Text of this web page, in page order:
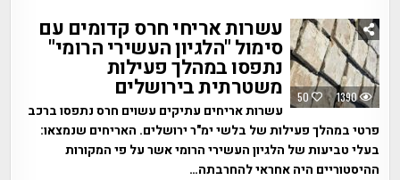
50 1390
עשרות אריחי חרס קדומים עם
סימול "הלגיון העשירי הרומי"
נתפסו במהלך פעילות
משטרתית בירושלים
עשרות אריחים עתיקים עשוים חרס נתפסו ברכב
פרטי במהלך פעילות של בלשי ימ"ר ירושלים. האריחים שנמצאו:
בעלי טביעות של הלגיון העשירי הרומי אשר על פי המקורות
ההיסטוריים היה אחראי להחרבתה…